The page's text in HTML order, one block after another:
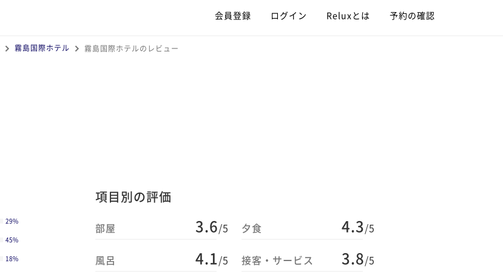
会員登録 ログイン Reluxとは 予約の確認
霧島国際ホテル 霧島国際ホテルのレビュー
29%
45%
18%
項目別の評価
部屋 3.6/5
風呂 4.1/5
夕食 4.3/5
接客・サービス 3.8/5